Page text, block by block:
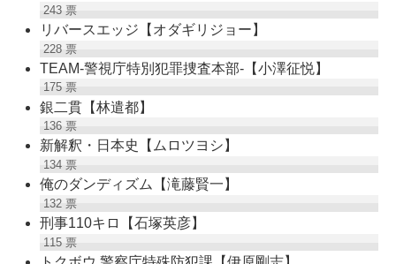
243票
リバースエッジ【オダギリジョー】
228票
TEAM-警視庁特別犯罪捜査本部-【小澤征悦】
175票
銀二貫【林遣都】
136票
新解釈・日本史【ムロツヨシ】
134票
俺のダンディズム【滝藤賢一】
132票
刑事110キロ【石塚英彦】
115票